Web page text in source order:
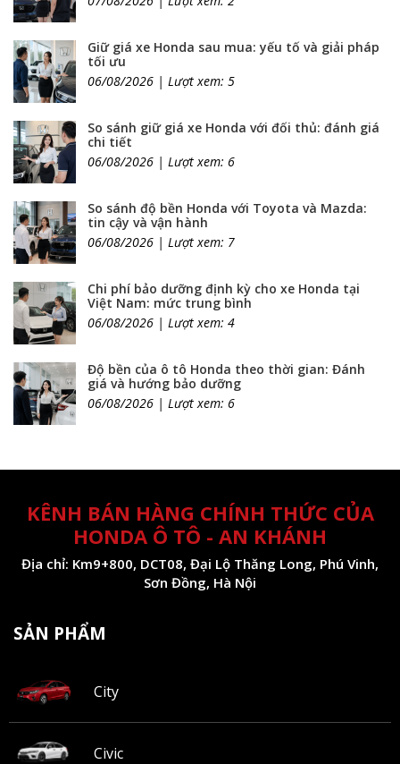
Giữ giá xe Honda sau mua: yếu tố và giải pháp
tối ưu
06/08/2026 | Lượt xem: 5
So sánh giữ giá xe Honda với đối thủ: đánh giá
chi tiết
06/08/2026 | Lượt xem: 6
So sánh độ bền Honda với Toyota và Mazda:
tin cậy và vận hành
06/08/2026 | Lượt xem: 7
Chi phí bảo dưỡng định kỳ cho xe Honda tại
Việt Nam: mức trung bình
06/08/2026 | Lượt xem: 4
Độ bền của ô tô Honda theo thời gian: Đánh
giá và hướng bảo dưỡng
06/08/2026 | Lượt xem: 6
KÊNH BÁN HÀNG CHÍNH THỨC CỦA
HONDA Ô TÔ - AN KHÁNH
Địa chỉ: Km9+800, DCT08, Đại Lộ Thăng Long, Phú Vinh,
Sơn Đồng, Hà Nội
SẢN PHẨM
City
Civic